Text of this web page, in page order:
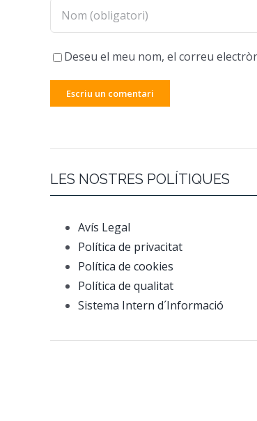
Deseu el meu nom, el correu
LES NOSTRES POLÍTIQUES
Avís Legal
Política de privacitat
Política de cookies
Política de qualitat
Sistema Intern d´Informació